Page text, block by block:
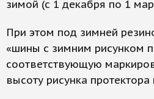
зимой (с 1 декабря по 1
При этом под зимней
«шины с зимним рисунком
соответствующую
высоту рисунка